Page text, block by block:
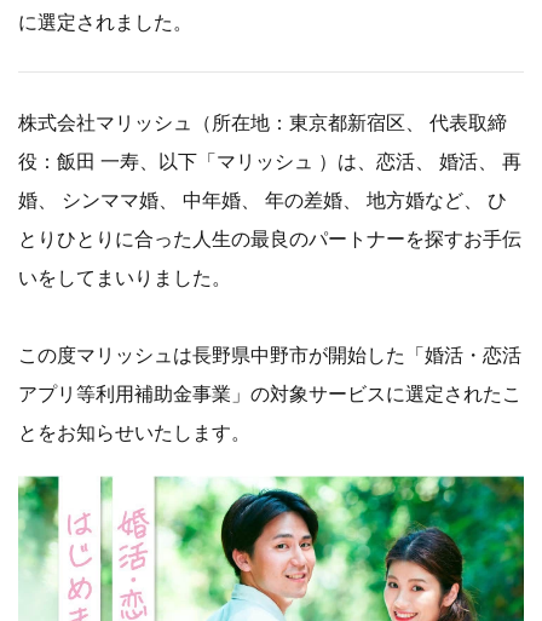
に選定されました。
株式会社マリッシュ（所在地：東京都新宿区、 代表取締
役：飯田 一寿、以下「マリッシュ ）は、恋活、 婚活、 再
婚、 シンママ婚、 中年婚、 年の差婚、 地方婚など、 ひ
とりひとりに合った人生の最良のパートナーを探すお手伝
いをしてまいりました。
この度マリッシュは長野県中野市が開始した「婚活・恋活
アプリ等利用補助金事業」の対象サービスに選定されたこ
とをお知らせいたします。